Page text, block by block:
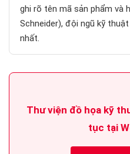
ghi rõ tên mã sản phẩm và
Schneider), đội ngũ kỹ
nhất.
Thư viện đồ họa kỹ
tục tại